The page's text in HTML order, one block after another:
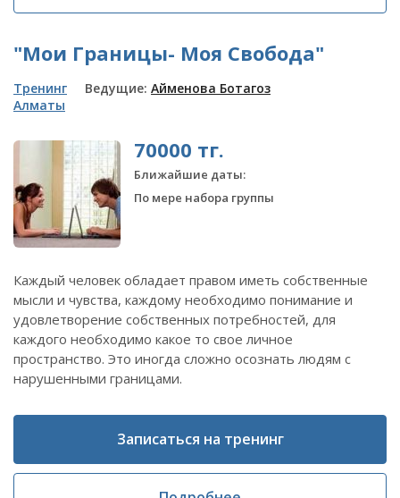
"Мои Границы- Моя Свобода"
Тренинг
Алматы
Ведущие: Айменова Ботагоз
70000 тг.
Ближайшие даты:
По мере набора группы
Каждый человек обладает правом иметь собственные
мысли и чувства, каждому необходимо понимание и
удовлетворение собственных потребностей, для
каждого необходимо какое то свое личное
пространство. Это иногда сложно осознать людям с
нарушенными границами.
Записаться на тренинг